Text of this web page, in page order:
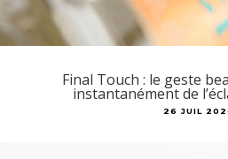
Final Touch : le geste
instantanément de
26 JUIL